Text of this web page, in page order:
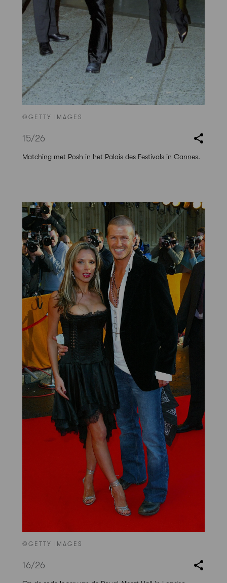
©GETTY IMAGES
15/26
Matching met Posh in het Palais des Festivals in Cannes.
©GETTY IMAGES
16/26